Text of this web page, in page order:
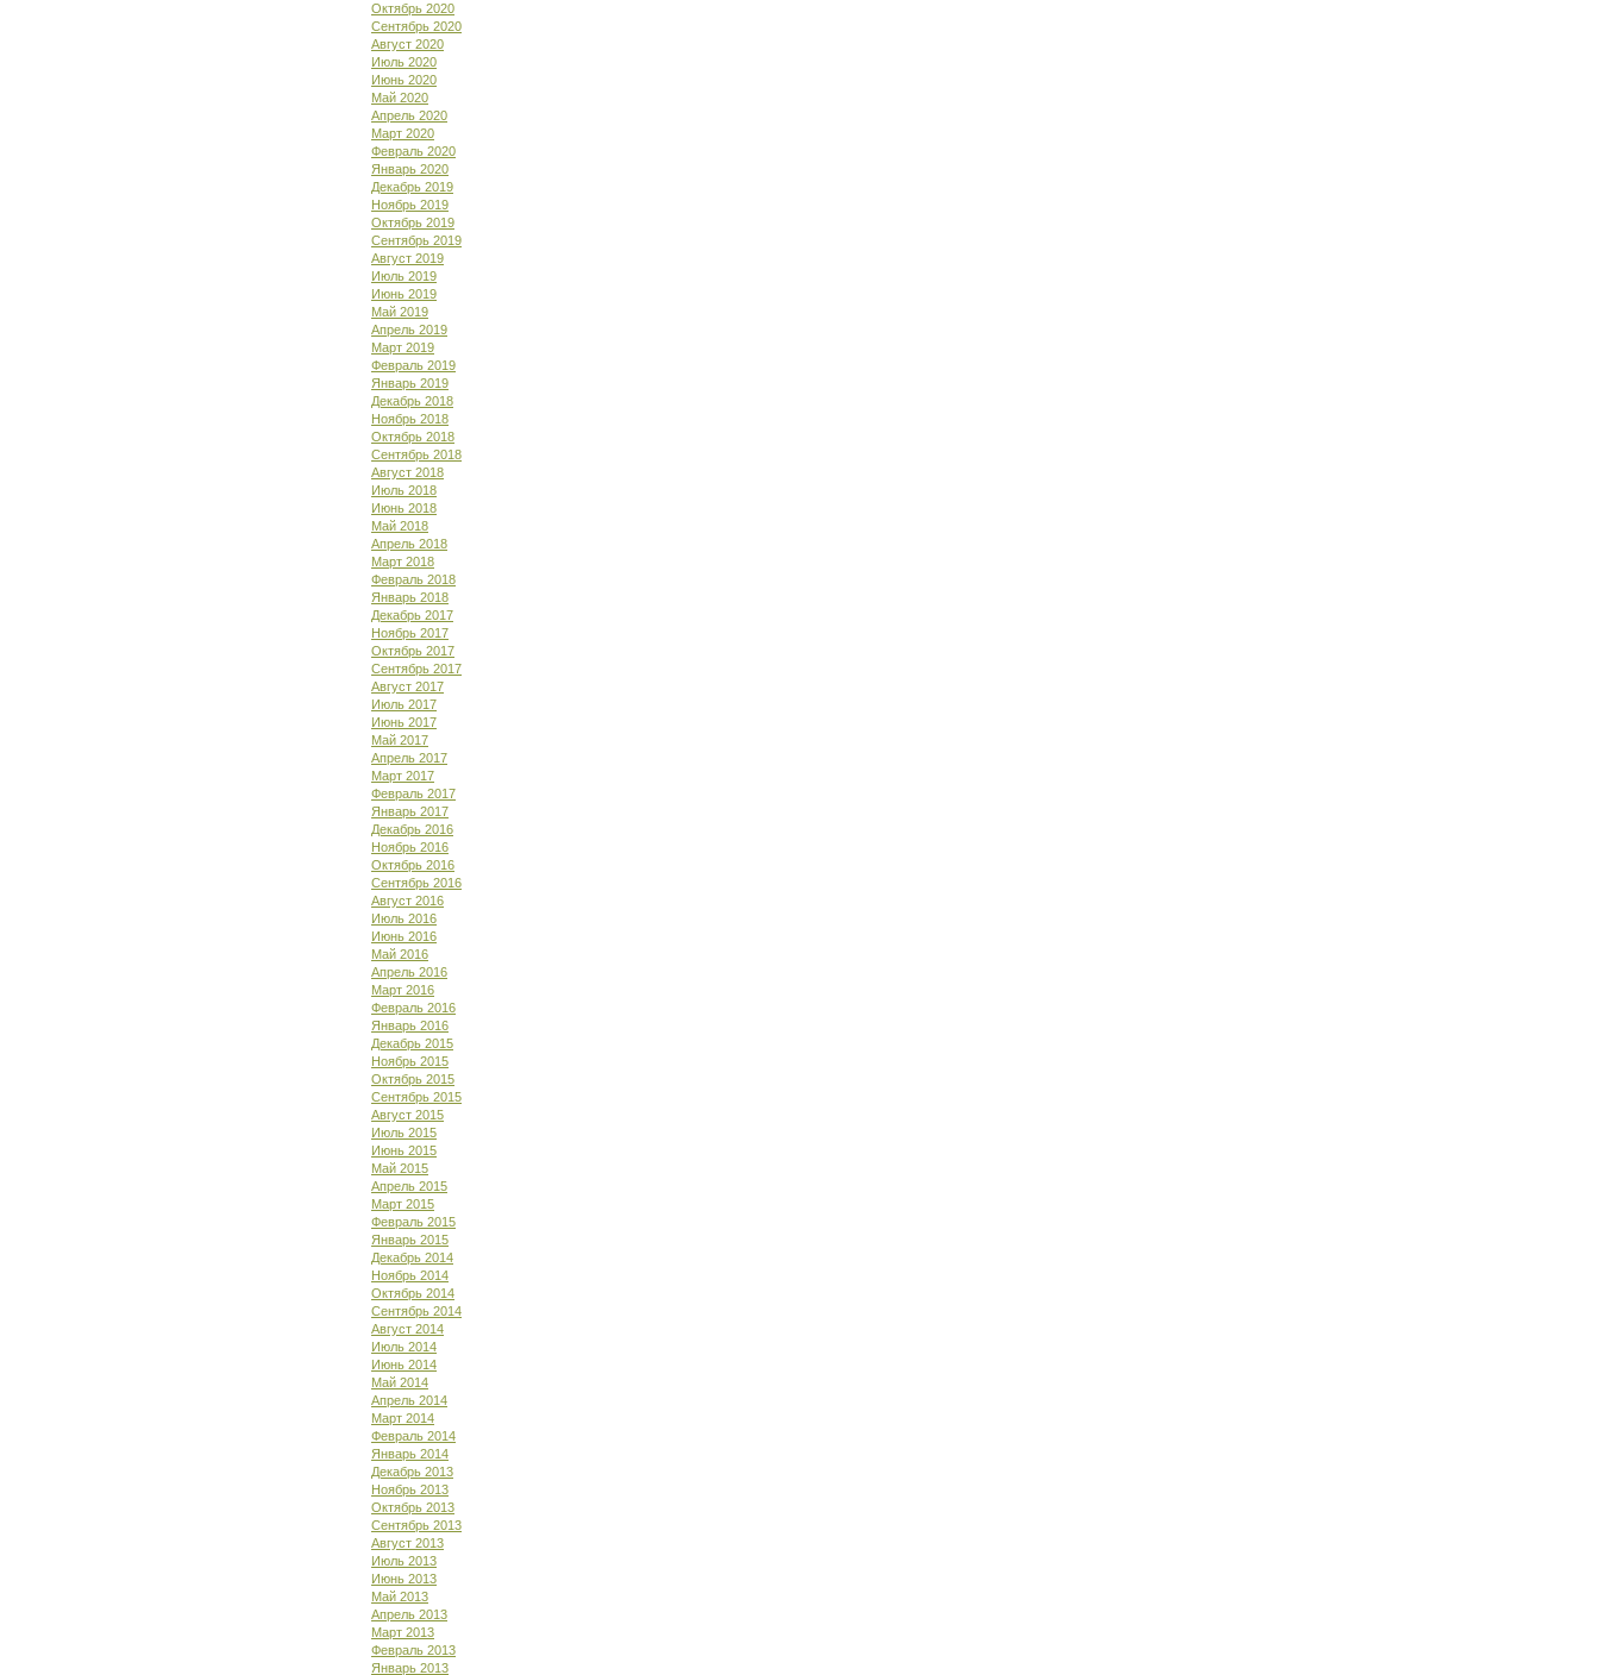
Октябрь 2020
Сентябрь 2020
Август 2020
Июль 2020
Июнь 2020
Май 2020
Апрель 2020
Март 2020
Февраль 2020
Январь 2020
Декабрь 2019
Ноябрь 2019
Октябрь 2019
Сентябрь 2019
Август 2019
Июль 2019
Июнь 2019
Май 2019
Апрель 2019
Март 2019
Февраль 2019
Январь 2019
Декабрь 2018
Ноябрь 2018
Октябрь 2018
Сентябрь 2018
Август 2018
Июль 2018
Июнь 2018
Май 2018
Апрель 2018
Март 2018
Февраль 2018
Январь 2018
Декабрь 2017
Ноябрь 2017
Октябрь 2017
Сентябрь 2017
Август 2017
Июль 2017
Июнь 2017
Май 2017
Апрель 2017
Март 2017
Февраль 2017
Январь 2017
Декабрь 2016
Ноябрь 2016
Октябрь 2016
Сентябрь 2016
Август 2016
Июль 2016
Июнь 2016
Май 2016
Апрель 2016
Март 2016
Февраль 2016
Январь 2016
Декабрь 2015
Ноябрь 2015
Октябрь 2015
Сентябрь 2015
Август 2015
Июль 2015
Июнь 2015
Май 2015
Апрель 2015
Март 2015
Февраль 2015
Январь 2015
Декабрь 2014
Ноябрь 2014
Октябрь 2014
Сентябрь 2014
Август 2014
Июль 2014
Июнь 2014
Май 2014
Апрель 2014
Март 2014
Февраль 2014
Январь 2014
Декабрь 2013
Ноябрь 2013
Октябрь 2013
Сентябрь 2013
Август 2013
Июль 2013
Июнь 2013
Май 2013
Апрель 2013
Март 2013
Февраль 2013
Январь 2013